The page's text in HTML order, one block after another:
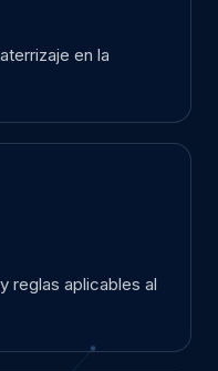
en la
reglas aplicables al